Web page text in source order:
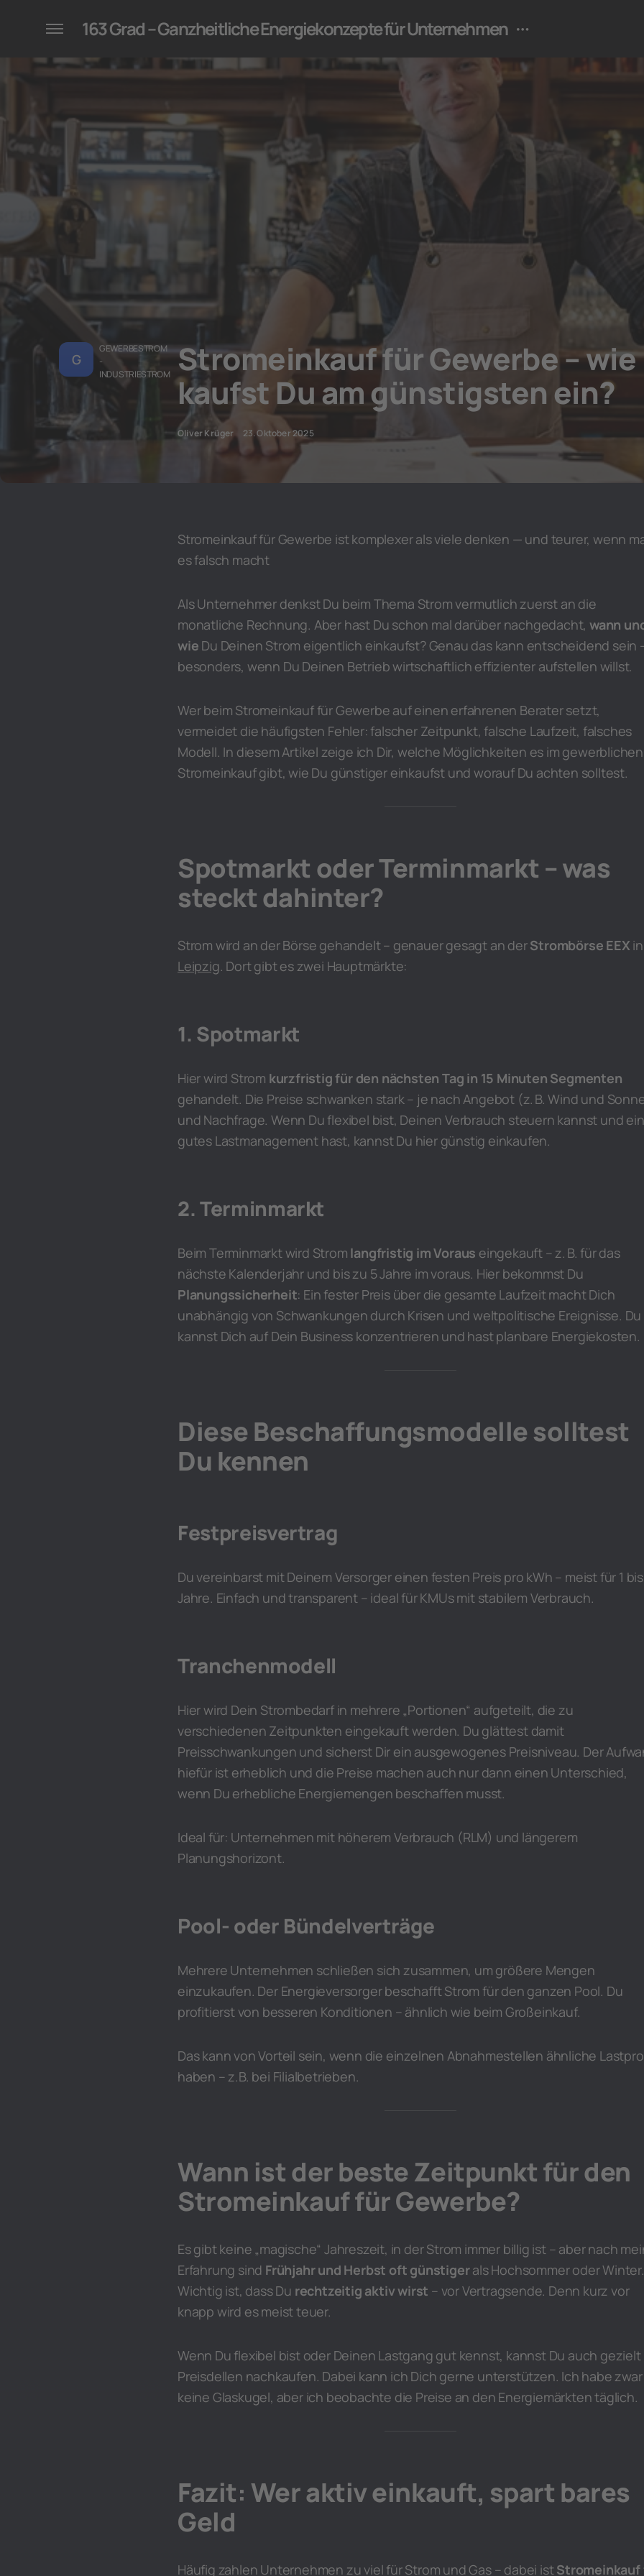
für Unternehmen
163 Grad – Ganzheitliche Energiekonzepte für Unternehmen
G
GEWERBESTROM
-
INDUSTRIESTROM
Stromeinkauf für Gewerbe – wie
kaufst Du am günstigsten ein?
Oliver Krüger 23. Oktober 2025
Stromeinkauf für Gewerbe ist komplexer als viele denken — und teurer, wenn
es falsch macht
Als Unternehmer denkst Du beim Thema Strom vermutlich zuerst an die
monatliche Rechnung. Aber hast Du schon mal darüber nachgedacht, wann
wie Du Deinen Strom eigentlich einkaufst? Genau das kann entscheidend sein
besonders, wenn Du Deinen Betrieb wirtschaftlich effizienter aufstellen willst.
Wer beim Stromeinkauf für Gewerbe auf einen erfahrenen Berater setzt,
vermeidet die häufigsten Fehler: falscher Zeitpunkt, falsche Laufzeit, falsches
Modell. In diesem Artikel zeige ich Dir, welche Möglichkeiten es im gewerblichen
Stromeinkauf gibt, wie Du günstiger einkaufst und worauf Du achten solltest.
Spotmarkt oder Terminmarkt – was
steckt dahinter?
Strom wird an der Börse gehandelt – genauer gesagt an derStrombörse EEX in
Leipzig. Dort gibt es zwei Hauptmärkte:
1. Spotmarkt
Hier wird Strom kurzfristig für den nächsten Tag in 15 Minuten Segmenten
gehandelt. Die Preise schwanken stark – je nach Angebot (z. B. Wind und
und Nachfrage. Wenn Du flexibel bist, Deinen Verbrauch steuern kannst und ein
gutes Lastmanagement hast, kannst Du hier günstig einkaufen.
2. Terminmarkt
Beim Terminmarkt wird Strom langfristig im Voraus eingekauft – z. B. für das
nächste Kalenderjahr und bis zu 5 Jahre im voraus. Hier bekommst Du
Planungssicherheit: Ein fester Preis über die gesamte Laufzeit macht Dich
unabhängig von Schwankungen durch Krisen und weltpolitische Ereignisse. Du
kannst Dich auf Dein Business konzentrieren und hast planbare Energiekosten.
Diese Beschaffungsmodelle solltest
Du kennen
Festpreisvertrag
Du vereinbarst mit Deinem Versorger einen festen Preis pro kWh – meist für 1
Jahre. Einfach und transparent – ideal für KMUs mit stabilem Verbrauch.
Tranchenmodell
Hier wird Dein Strombedarf in mehrere „Portionen“ aufgeteilt, die zu
verschiedenen Zeitpunkten eingekauft werden. Du glättest damit
Preisschwankungen und sicherst Dir ein ausgewogenes Preisniveau. Der
hiefür ist erheblich und die Preise machen auch nur dann einen Unterschied,
wenn Du erhebliche Energiemengen beschaffen musst.
Ideal für: Unternehmen mit höherem Verbrauch (RLM) und längerem
Planungshorizont.
Pool- oder Bündelverträge
Mehrere Unternehmen schließen sich zusammen, um größere Mengen
einzukaufen. Der Energieversorger beschafft Strom für den ganzen Pool. Du
profitierst von besseren Konditionen – ähnlich wie beim Großeinkauf.
Das kann von Vorteil sein, wenn die einzelnen Abnahmestellen ähnliche
haben – z.B. bei Filialbetrieben.
Wann ist der beste Zeitpunkt für den
Stromeinkauf für Gewerbe?
Es gibt keine „magische“ Jahreszeit, in der Strom immer billig ist – aber nach
Erfahrung sind Frühjahr und Herbst oft günstigerals Hochsommer oder Winter.
Wichtig ist, dass Du rechtzeitig aktiv wirst – vor Vertragsende. Denn kurz vor
knapp wird es meist teuer.
Wenn Du flexibel bist oder Deinen Lastgang gut kennst, kannst Du auch gezielt
Preisdellen nachkaufen. Dabei kann ich Dich gerne unterstützen. Ich habe zwar
keine Glaskugel, aber ich beobachte die Preise an den Energiemärkten täglich.
Fazit: Wer aktiv einkauft, spart bares
Geld
Häufig zahlen Unternehmen zu viel für Strom und Gas – dabei istStromeinkauf